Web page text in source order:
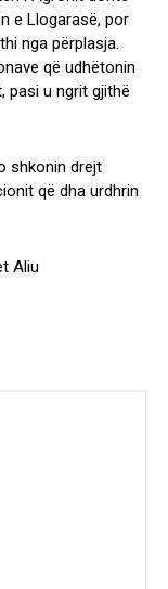
e Llogarasë, por
nga përplasja.
që udhëtonin
pasi u ngrit gjithë
shkonin drejt
që dha urdhrin
Aliu